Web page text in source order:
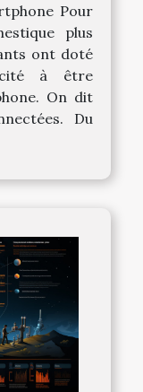
Pour
plus
ont doté
à être
On dit
Du